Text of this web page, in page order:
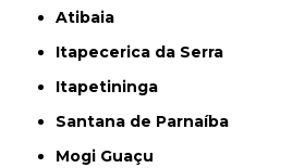
Atibaia
Itapecerica da Serra
Itapetininga
Santana de Parnaíba
Mogi Guaçu